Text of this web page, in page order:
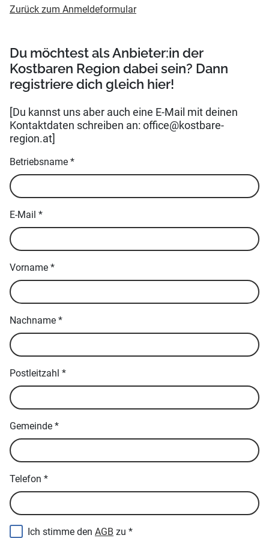
Zurück zum Anmeldeformular
Du möchtest als Anbieter:in der
Kostbaren Region dabei sein? Dann
registriere dich gleich hier!
[Du kannst uns aber auch eine E-Mail mit deinen
Kontaktdaten schreiben an: office@kostbare-
region.at]
Betriebsname *
E-Mail *
Vorname *
Nachname *
Postleitzahl *
Gemeinde *
Telefon *
Ich stimme den AGB zu *